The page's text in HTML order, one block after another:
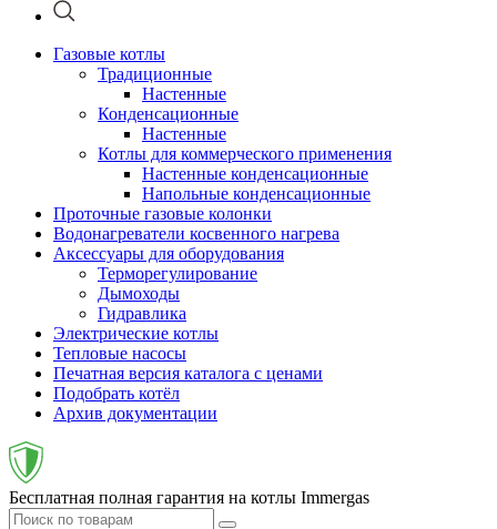
Газовые котлы
Традиционные
Настенные
Конденсационные
Настенные
Котлы для коммерческого применения
Настенные конденсационные
Напольные конденсационные
Проточные газовые колонки
Водонагреватели косвенного нагрева
Аксессуары для оборудования
Терморегулирование
Дымоходы
Гидравлика
Электрические котлы
Тепловые насосы
Печатная версия каталога с ценами
Подобрать котёл
Архив документации
Бесплатная полная гарантия на котлы Immergas